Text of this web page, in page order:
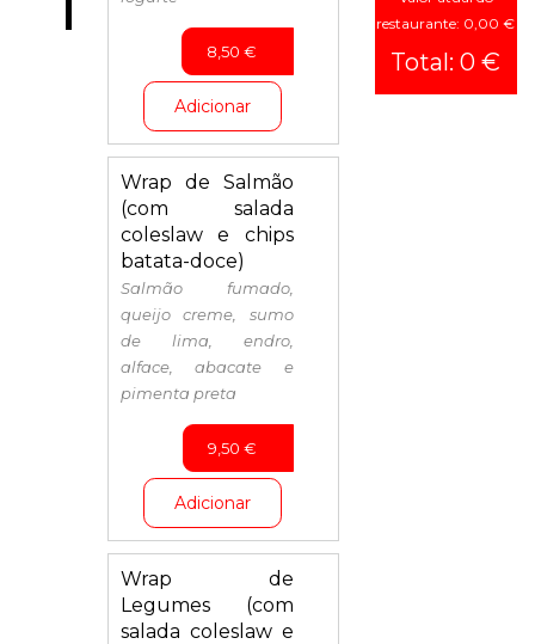
Pizzas
Sobremesas
Bebidas
8,50 €
Adicionar
Wrap de Salmão
(com salada
coleslaw e chips
batata-doce)
Salmão fumado,
queijo creme, sumo
de lima, endro,
alface, abacate e
pimenta preta
9,50 €
Adicionar
Wrap de
Legumes (com
salada coleslaw e
restaurante: 0,00 €
Total: 0 €